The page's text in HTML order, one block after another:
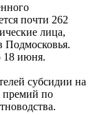
почти 262
лица,
Подмосковья.
18 июня.
субсидии на
премий по